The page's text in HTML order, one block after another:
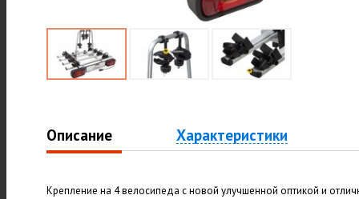
Описание Характеристики
Крепление на 4 велосипеда с новой улучшенной оптикой и